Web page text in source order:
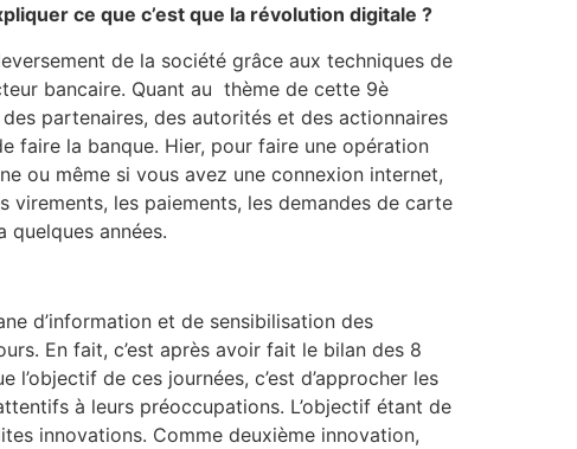
ce que c’est que la révolution digitale ?
de la société grâce aux techniques de
bancaire. Quant au thème de cette 9è
partenaires, des autorités et des actionnaires
faire la banque. Hier, pour faire une opération
ou même si vous avez une connexion internet,
les paiements, les demandes de carte
années.
d’information et de sensibilisation des
En fait, c’est après avoir fait le bilan des 8
de ces journées, c’est d’approcher les
à leurs préoccupations. L’objectif étant de
innovations. Comme deuxième innovation,